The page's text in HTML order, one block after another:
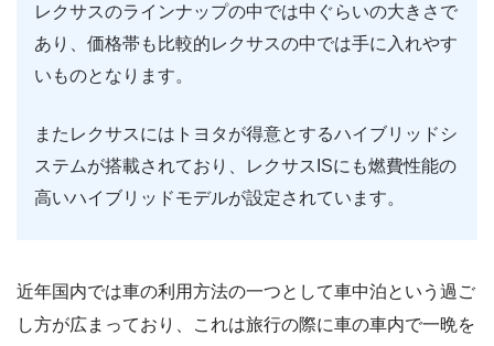
レクサスのラインナップの中では中ぐらいの大きさで
あり、価格帯も比較的レクサスの中では手に入れやす
いものとなります。
またレクサスにはトヨタが得意とするハイブリッドシ
ステムが搭載されており、レクサスISにも燃費性能の
高いハイブリッドモデルが設定されています。
近年国内では車の利用方法の一つとして車中泊という過ご
し方が広まっており、これは旅行の際に車の車内で一晩を